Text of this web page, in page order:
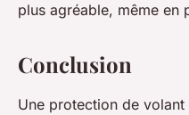
plus agréable, même en
Conclusion
Une protection de